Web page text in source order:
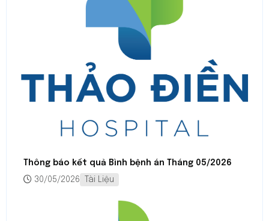
Thông báo kết quả Bình bệnh án Tháng 05/2026
30/05/2026
Tài Liệu